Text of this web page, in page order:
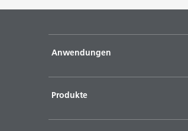
Anwendungen
Produkte